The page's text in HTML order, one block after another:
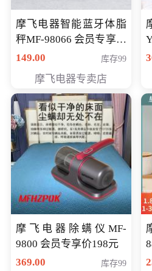
摩飞电器智能蓝牙体脂
秤MF-98066 会员专享价
98元
149.00 库存99
摩飞电器专卖店
摩飞电器除螨仪MF-
9800 会员专享价198元
369.00
库存99